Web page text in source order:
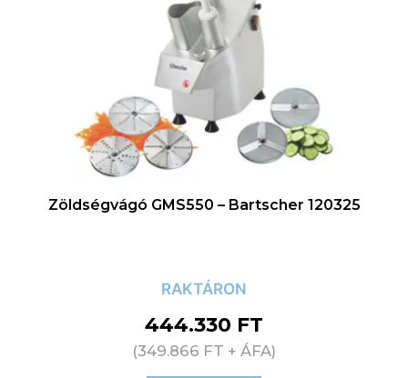
Zöldségvágó GMS550 – Bartscher 120325
RAKTÁRON
444.330 FT
(349.866 FT + ÁFA)